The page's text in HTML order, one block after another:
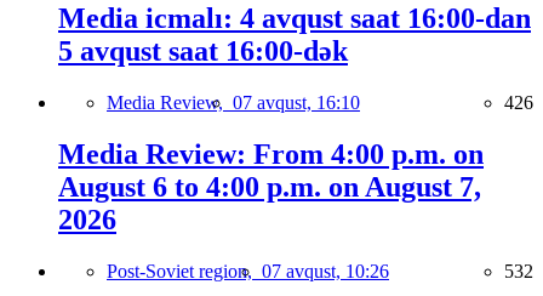
Media icmalı: 4 avqust saat 16:00-dan
5 avqust saat 16:00-dək
Media Review, 07 avqust, 16:10 426
Media Review: From 4:00 p.m. on
August 6 to 4:00 p.m. on August 7,
2026
Post-Soviet region, 07 avqust, 10:26 532